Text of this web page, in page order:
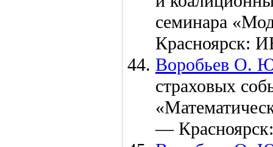
семинара
Воробьев О.
страховых
—